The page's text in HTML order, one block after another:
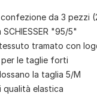
da 3 pezzi
"95/5"
tramato con
le taglie forti
la taglia 5/M
qualità elastica